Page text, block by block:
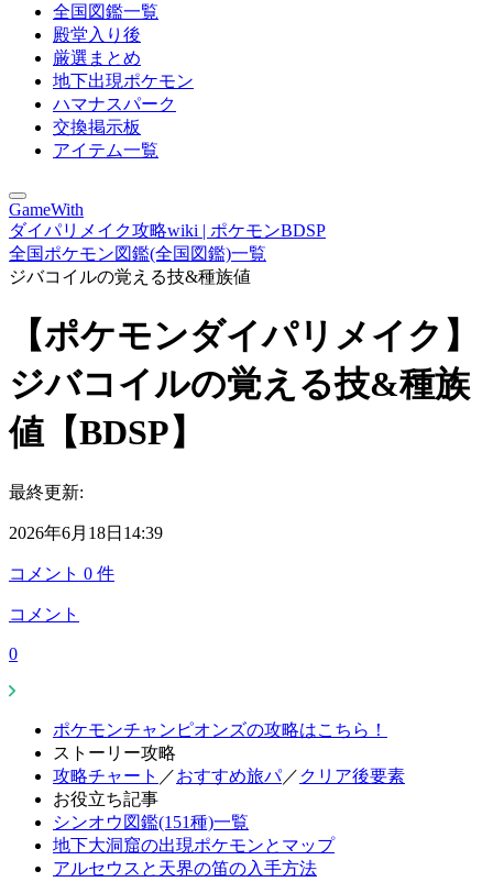
全国図鑑一覧
殿堂入り後
厳選まとめ
地下出現ポケモン
ハマナスパーク
交換掲示板
アイテム一覧
GameWith
ダイパリメイク攻略wiki | ポケモンBDSP
全国ポケモン図鑑(全国図鑑)一覧
ジバコイルの覚える技&種族値
【ポケモンダイパリメイク】
ジバコイルの覚える技&種族
値【BDSP】
最終更新:
2026年6月18日14:39
コメント 0 件
コメント
0
ポケモンチャンピオンズの攻略はこちら！
ストーリー攻略
攻略チャート ／おすすめ旅パ／ クリア後要素
お役立ち記事
シンオウ図鑑(151種)一覧
地下大洞窟の出現ポケモンとマップ
アルセウスと天界の笛の入手方法